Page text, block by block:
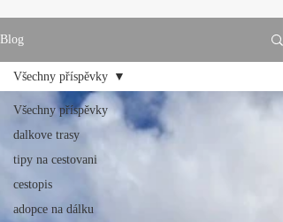
Blog
Všechny příspěvky
dalkove trasy
tipy na cestovani
cestopis
adopce na dálku
Všechny příspěvky